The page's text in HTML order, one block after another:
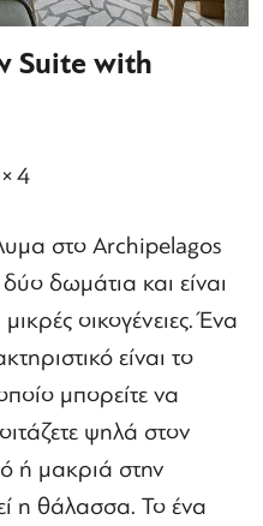
Suite with
×4
στο Archipelagos
δωμάτια και είναι
οικογένειες. Ένα
είναι το
μπορείτε να
ψηλά στον
ή μακριά στην
η θάλασσα. Το ένα